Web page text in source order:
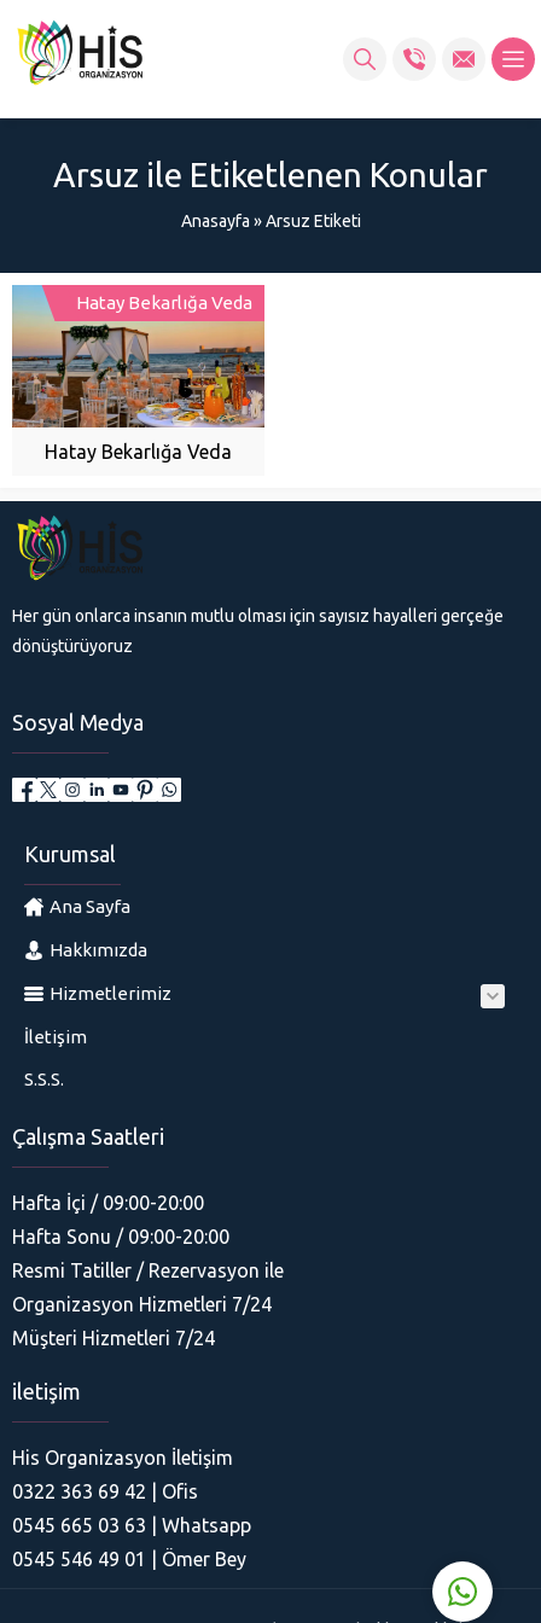
Arsuz ile Etiketlenen Konular
Anasayfa »Arsuz Etiketi
Hatay Bekarlığa Veda
Hatay Bekarlığa Veda
Her gün onlarca insanın mutlu olması için sayısız hayalleri gerçeğe
dönüştürüyoruz
Sosyal Medya
Kurumsal
Ana Sayfa
Hakkımızda
Hizmetlerimiz
İletişim
S.S.S.
Çalışma Saatleri
Hafta İçi / 09:00-20:00
Hafta Sonu / 09:00-20:00
Resmi Tatiller / Rezervasyon ile
Organizasyon Hizmetleri 7/24
Müşteri Hizmetleri 7/24
iletişim
His Organizasyon İletişim
0322 363 69 42 | Ofis
0545 665 03 63 | Whatsapp
0545 546 49 01 | Ömer Bey
His Organizasyon